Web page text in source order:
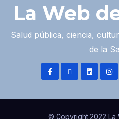
La Web
Salud pública, ciencia,
de la
© Copyright 2022 La